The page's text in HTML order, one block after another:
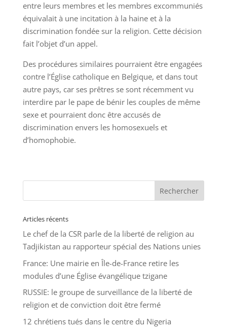
entre leurs membres et les membres excommuniés
équivalait à une incitation à la haine et à la
discrimination fondée sur la religion. Cette décision
fait l’objet d’un appel.
Des procédures similaires pourraient être engagées
contre l’Église catholique en Belgique, et dans tout
autre pays, car ses prêtres se sont récemment vu
interdire par le pape de bénir les couples de même
sexe et pourraient donc être accusés de
discrimination envers les homosexuels et
d’homophobie.
Articles récents
Le chef de la CSR parle de la liberté de religion au
Tadjikistan au rapporteur spécial des Nations unies
France: Une mairie en Île-de-France retire les
modules d’une Église évangélique tzigane
RUSSIE: le groupe de surveillance de la liberté de
religion et de conviction doit être fermé
12 chrétiens tués dans le centre du Nigeria